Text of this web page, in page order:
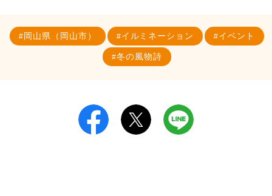
岡山県（岡山市） イルミネーション イベント
冬の風物詩